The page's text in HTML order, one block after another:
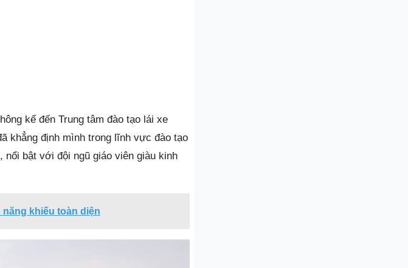
kể đến Trung tâm đào tạo lái xe
khẳng định mình trong lĩnh vực đào tạo
bật với đội ngũ giáo viên giàu kinh
khiếu toàn diện